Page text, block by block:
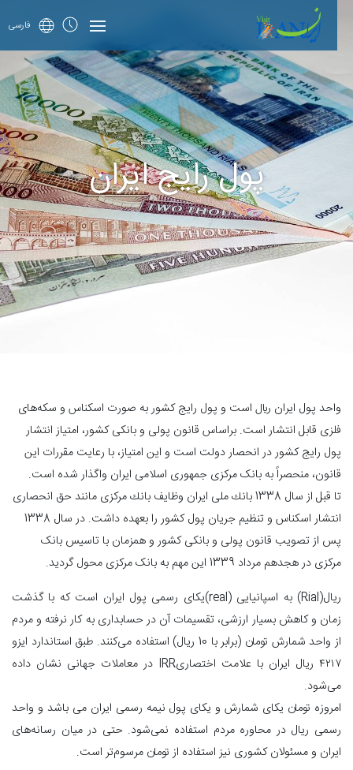
فارسی
پول رایج ایران
واحد پول ايران ريال است و پول رايج کشور به صورت اسکناس و سکه‌های
فلزی قابل انتشار است. براساس قانون پولی و بانکی کشور، امتياز انتشار
پول رايج کشور در انحصار دولت است و اين امتياز، با رعايت مقررات اين
قانون، منحصراً به بانک مرکزی جمهوری اسلامی ايران واگذار شده است.
تا قبل از سال 1338 بانك ملی ايران وظايف بانك مركزی مانند حق انحصاری
انتشار اسكناس و تنظيم جريان پول كشور را بعهده داشت. در سال 1338
پس از تصويب قانون پولی و بانکی کشور و همزمان با تاسيس بانک
مرکزی در هجدهم مرداد 1339 اين مهم به بانک مرکزی محول گرديد.
ریال(Rial) به اسپانیایی (real)یکای رسمی پول ایران است که با گذشت
زمان و کاهش بسیار ارزشی، تقسیمات آن در حسابداری به کار نرفته و مردم
از واحد شمارش تومان (برابر با 10 ریال) استفاده می‌کنند. طبق استاندارد ایزو
۴۲۱۷ ریال ایران با علامت اختصاریIRR در معاملات جهانی نشان داده
می‌شود.
امروزه تومان یکای شمارش و یکای پول نیمه رسمی ایران می باشد و واحد
رسمی ریال در محاوره مردم استفاده نمی‌شود. حتی در میان رسانه‌های
ایران و مسئولان کشوری نیز استفاده از تومان مرسوم‌تر است.